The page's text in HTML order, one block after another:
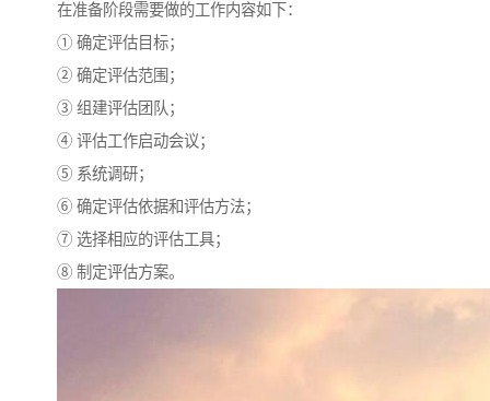
在准备阶段需要做的工作内容如下：
① 确定评估目标；
② 确定评估范围；
③ 组建评估团队；
④ 评估工作启动会议；
⑤ 系统调研；
⑥ 确定评估依据和评估方法；
⑦ 选择相应的评估工具；
⑧ 制定评估方案。